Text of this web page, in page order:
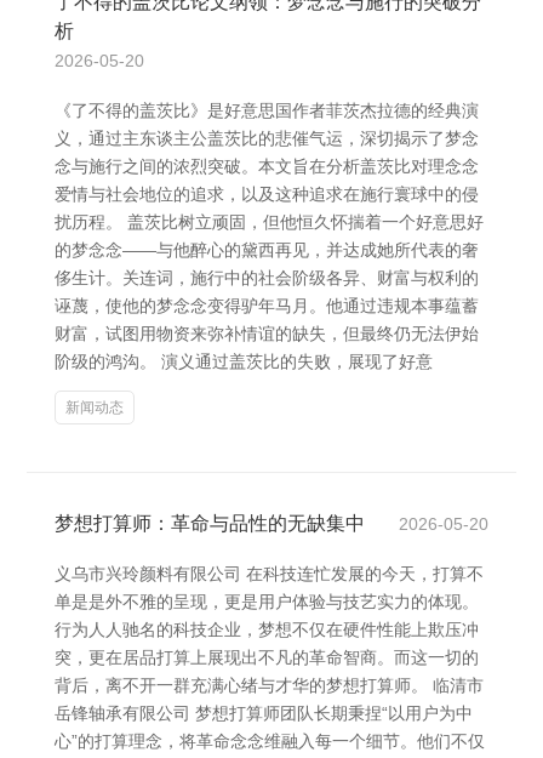
析
2026-05-20
《了不得的盖茨比》是好意思国作者菲茨杰拉德的经典演
义，通过主东谈主公盖茨比的悲催气运，深切揭示了梦念
念与施行之间的浓烈突破。本文旨在分析盖茨比对理念念
爱情与社会地位的追求，以及这种追求在施行寰球中的侵
扰历程。 盖茨比树立顽固，但他恒久怀揣着一个好意思好
的梦念念——与他醉心的黛西再见，并达成她所代表的奢
侈生计。关连词，施行中的社会阶级各异、财富与权利的
诬蔑，使他的梦念念变得驴年马月。他通过违规本事蕴蓄
财富，试图用物资来弥补情谊的缺失，但最终仍无法伊始
阶级的鸿沟。 演义通过盖茨比的失败，展现了好意
新闻动态
梦想打算师：革命与品性的无缺集中 2026-05-20
义乌市兴玲颜料有限公司 在科技连忙发展的今天，打算不
单是是外不雅的呈现，更是用户体验与技艺实力的体现。
行为人人驰名的科技企业，梦想不仅在硬件性能上欺压冲
突，更在居品打算上展现出不凡的革命智商。而这一切的
背后，离不开一群充满心绪与才华的梦想打算师。 临清市
岳锋轴承有限公司 梦想打算师团队长期秉捏“以用户为中
心”的打算理念，将革命念念维融入每一个细节。他们不仅